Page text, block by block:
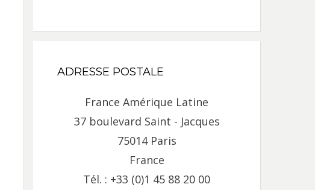
ADRESSE POSTALE
France Amérique Latine
37 boulevard Saint - Jacques
75014 Paris
France
Tél. : +33 (0)1 45 88 20 00